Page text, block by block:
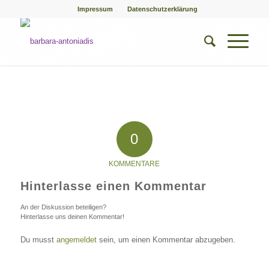
Impressum Datenschutzerklärung
0
KOMMENTARE
Hinterlasse einen Kommentar
An der Diskussion beteiligen?
Hinterlasse uns deinen Kommentar!
Du musst angemeldetsein, um einen Kommentar abzugeben.